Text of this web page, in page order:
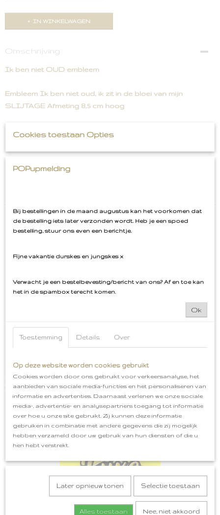
IN WINKELWAGEN
Omschrijving
Ik ben niet OUD embleem
Embleem Ik ben niet oud, ik zit in de bloei van mijn
SLIJTAGE Afmeting 8,5 cm hoog
Ook interessant
Wegwijzer Naar de klôte Embleem Roze
€ 5,50
Cookies toestaan Opties
POPupmelding
Bij bestellingen in de maand augustus kan het voorkomen dat
de bestelling iets later verzonden wordt. Heb je een spoed
bestelling, stuur ons even een berichtje.
Fijne vakantie durskes en jungskes x
Verwacht je een bestelbevesting/bericht van ons? Af en toe kan
het in de spambox terecht komen.
Ok
Toestemming Details Over
Op deze website worden cookies gebruikt
Cookies worden door ons gebruikt voor verkeersanalyse, het
aanbieden van sociale media-functies en het personaliseren van
informatie en advertenties. Daarnaast verlenen we onze sociale
media-, advertentie- en analysepartners toegang tot informatie
over hoe u onze site gebruikt. Zij kunnen deze informatie
gebruiken in combinatie met andere gegevens die zij mogelijk
hebben verzameld door uw gebruik van hun diensten of die u
hen hebt verstrekt.
Later opnieuw tonen Selectie toestaan
Alles toestaan Nee, niet akkoord